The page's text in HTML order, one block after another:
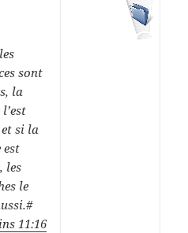
sont
la
si la
est
les
le
11:16